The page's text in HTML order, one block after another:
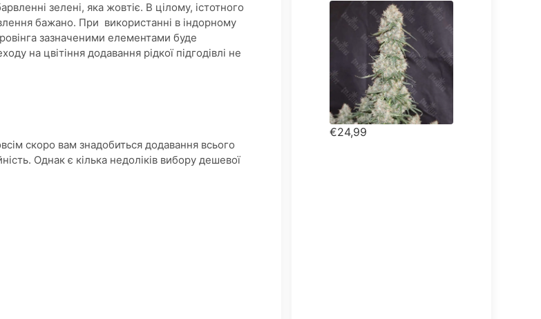
зелені, яка жовтіє. В цілому, істотного
бажано. При використанні в індорному
зазначеними елементами буде
на цвітіння додавання рідкої підгодівлі не
скоро вам знадобиться додавання всього
Однак є кілька недоліків вибору дешевої
€24,99